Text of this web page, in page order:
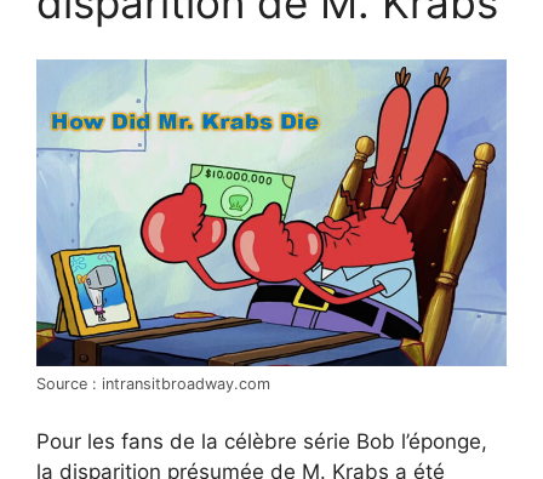
Source : intransitbroadway.com
Pour les fans de la célèbre série Bob l’éponge,
la disparition présumée de M. Krabs a été